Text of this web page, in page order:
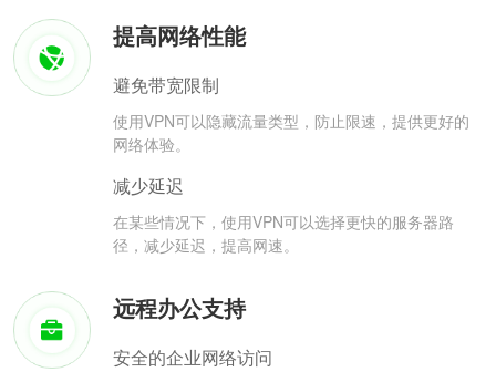
提高网络性能
避免带宽限制
使用VPN可以隐藏流量类型，防止限速，提供更好的
网络体验。
减少延迟
在某些情况下，使用VPN可以选择更快的服务器路
径，减少延迟，提高网速。
远程办公支持
安全的企业网络访问